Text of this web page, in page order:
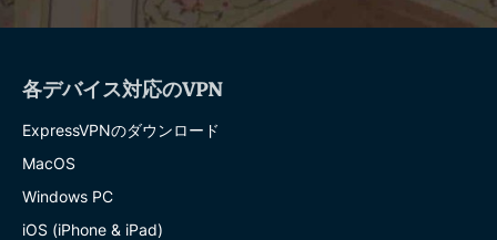
各デバイス対応のVPN
ExpressVPNのダウンロード
MacOS
Windows PC
iOS (iPhone & iPad)